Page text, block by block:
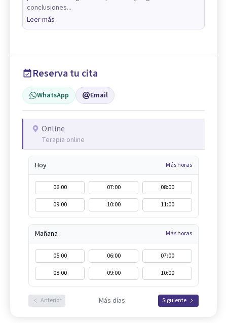
conclusiones...
Leer más
Reserva tu cita
WhatsApp Email
Online
Terapia online
Hoy Más horas
06:00 07:00
08:00
09:00
10:00 11:00
Mañana Más horas
05:00 06:00
07:00
08:00
09:00 10:00
Anterior Más días Siguiente